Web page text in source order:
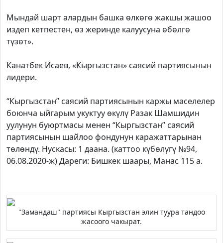
Мындай шарт алардын башка өлкөгө жакшы жашоо
издеп кетпестен, өз жеринде калуусуна өбөлгө
түзөт».
Канатбек Исаев, «Кыргызстан» саясий партиясынын
лидери.
“Кыргызстан” саясий партиясынын каржы маселелер
боюнча ыйгарым укуктуу өкүлү Разак Шамшидин
уулунун буюртмасы менен “Кыргызстан” саясий
партиясынын шайлоо фондунун каражаттарынан
төлөндү. Нускасы: 1 даана. (каттоо күбөлүгү №94,
06.08.2020-ж) Дареги: Бишкек шаары, Манас 115 а.
"Замандаш" партиясы Кыргызстан элин туура тандоо
жасоого чакырат.